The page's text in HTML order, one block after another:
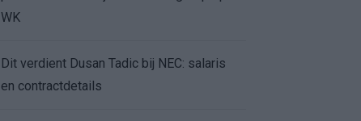
WK
Dit verdient Dusan Tadic bij NEC: salaris
en contractdetails